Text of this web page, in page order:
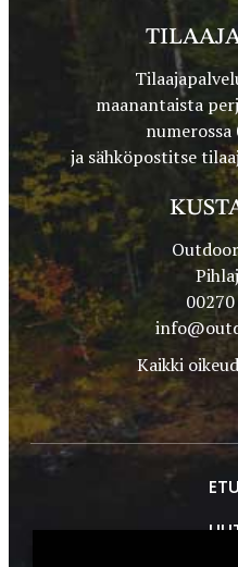
maanantaista
numerossa
ja sähköpostitse
Kaikki